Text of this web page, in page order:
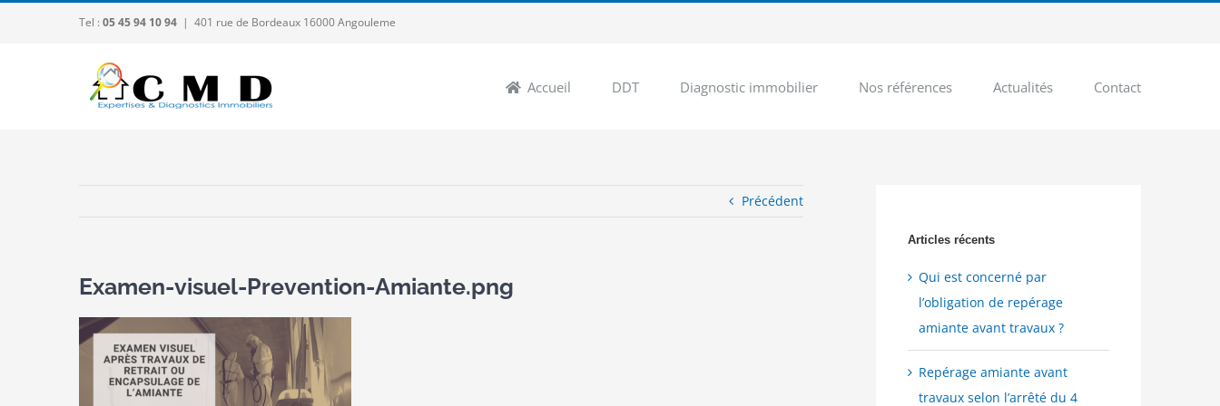
Tel : 05 45 94 10 94 | 401 rue de Bordeaux 16000 Angouleme
Accueil DDT Diagnostic immobilier Nos références Actualités Contact
Précédent
Examen-visuel-Prevention-Amiante.png
Articles récents
Qui est concerné par
l’obligation de repérage
amiante avant travaux ?
Repérage amiante avant
travaux selon l’arrêté du 4